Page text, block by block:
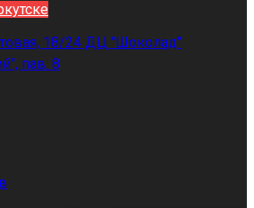
18/24 ДЦ "Шоколад"
пав. 8